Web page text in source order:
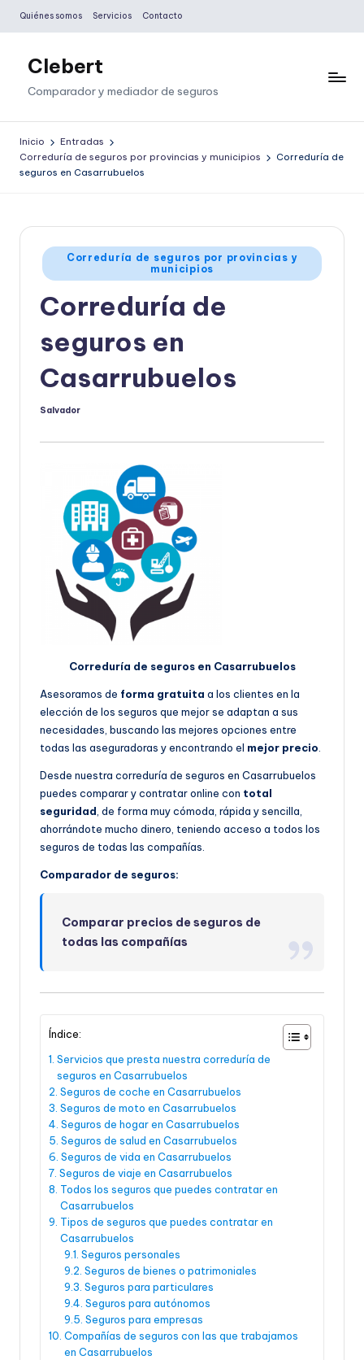
Saltar
contenido
Quiénes somos Servicios Contacto
Clebert
Comparador y mediador de seguros
Inicio
Entradas
Correduría de seguros por provincias y municipios
Correduría de
seguros en Casarrubuelos
Publicado
en
Correduría de seguros por provincias y
municipios
Correduría de
seguros en
Casarrubuelos
Publicado
Salvador
Correduría de seguros en Casarrubuelos
Asesoramos de forma gratuita a los clientes en la
elección de los seguros que mejor se adaptan a sus
necesidades, buscando las mejores opciones entre
todas las aseguradoras y encontrando el mejor precio.
Desde nuestra correduría de seguros en Casarrubuelos
puedes comparar y contratar online con total
seguridad, de forma muy cómoda, rápida y sencilla,
ahorrándote mucho dinero, teniendo acceso a todos los
seguros de todas las compañías.
Comparador de seguros:
Comparar precios de seguros de
todas las compañías
Índice:
Servicios que presta nuestra correduría de
seguros en Casarrubuelos
Seguros de coche en Casarrubuelos
Seguros de moto en Casarrubuelos
Seguros de hogar en Casarrubuelos
Seguros de salud en Casarrubuelos
Seguros de vida en Casarrubuelos
Seguros de viaje en Casarrubuelos
Todos los seguros que puedes contratar en
Casarrubuelos
Tipos de seguros que puedes contratar en
Casarrubuelos
Seguros personales
Seguros de bienes o patrimoniales
Seguros para particulares
Seguros para autónomos
Seguros para empresas
Compañías de seguros con las que trabajamos
en Casarrubuelos